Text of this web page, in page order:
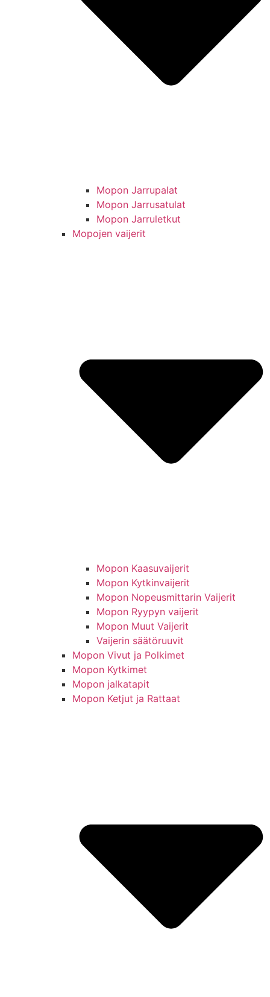
Mopon Jarrupalat
Mopon Jarrusatulat
Mopon Jarruletkut
Mopojen vaijerit
Mopon Kaasuvaijerit
Mopon Kytkinvaijerit
Mopon Nopeusmittarin Vaijerit
Mopon Ryypyn vaijerit
Mopon Muut Vaijerit
Vaijerin säätöruuvit
Mopon Vivut ja Polkimet
Mopon Kytkimet
Mopon jalkatapit
Mopon Ketjut ja Rattaat